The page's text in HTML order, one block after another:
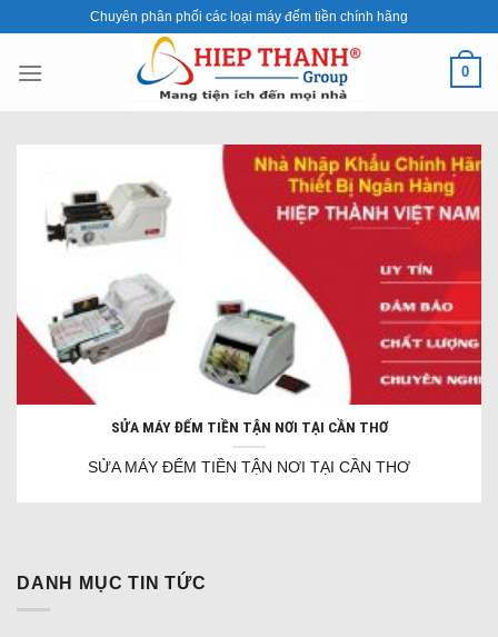
content
Chuyên phân phối các loại máy đếm tiền chính hãng
0
SỬA MÁY ĐẾM TIỀN TẬN NƠI TẠI CẦN THƠ
SỬA MÁY ĐẾM TIỀN TẬN NƠI TẠI CẦN THƠ
DANH MỤC TIN TỨC